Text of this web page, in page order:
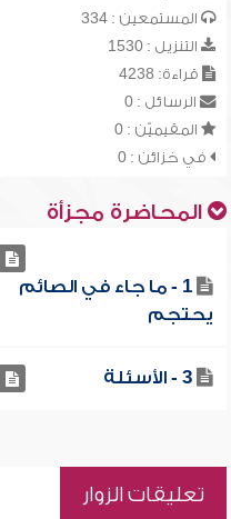
المستمعين : 334
التنزيل : 1530
قراءة: 4238
الرسائل : 0
المقيميّن : 0
في خزائن : 0
المحاضرة مجزأة
1 - ما جاء في الصائم
يحتجم
3 - الأسئلة
تعليقات الزوار